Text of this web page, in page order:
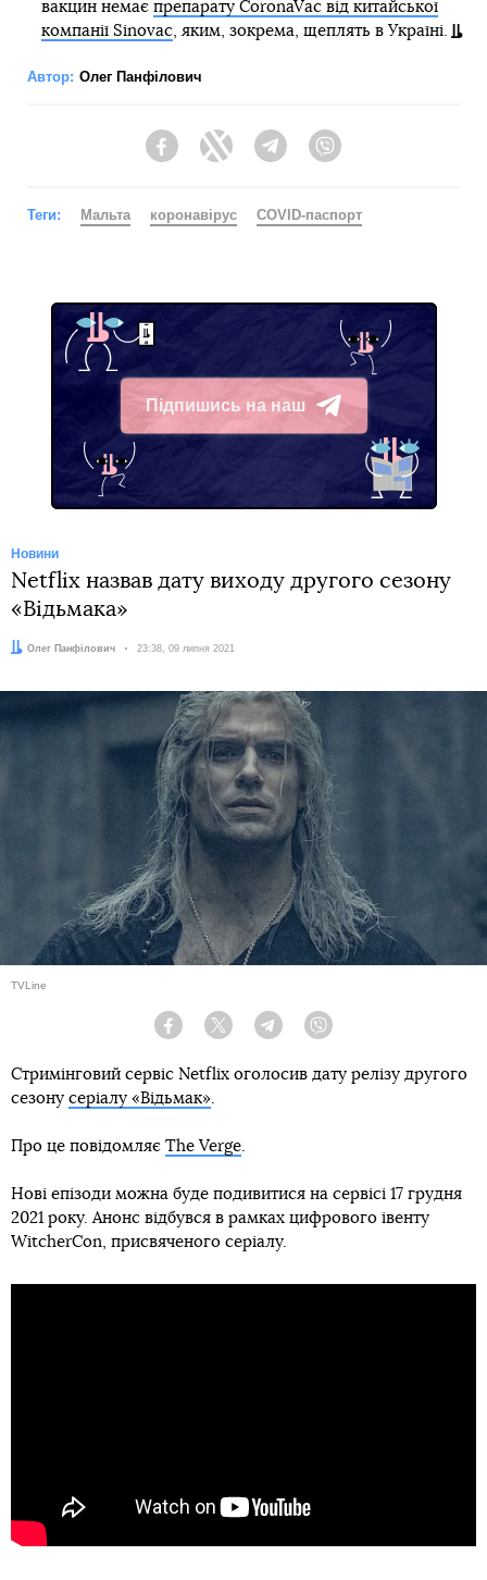
вакцин немає препарату СoronaVac від китайської
компанії Sinovac, яким, зокрема, щеплять в Україні.
Автор: Олег Панфілович
FacebookTwitter Telegram
Теги: Мальта коронавірус COVID-паспорт
Підпишись на наш
Telegram
Новини
Netflix назвав дату виходу другого сезону
«Відьмака»
Автор:
Олег Панфілович Дата:
23:38, 09 липня 2021
TVLine
Facebook Twitter Telegram
Стримінговий сервіс Netflix оголосив дату релізу другого
сезону серіалу «Відьмак»
Про це повідомляє The Verge
Нові епізоди можна буде подивитися на сервісі 17 грудня
2021 року. Анонс відбувся в рамках цифрового івенту
WitcherCon, присвяченого серіалу.